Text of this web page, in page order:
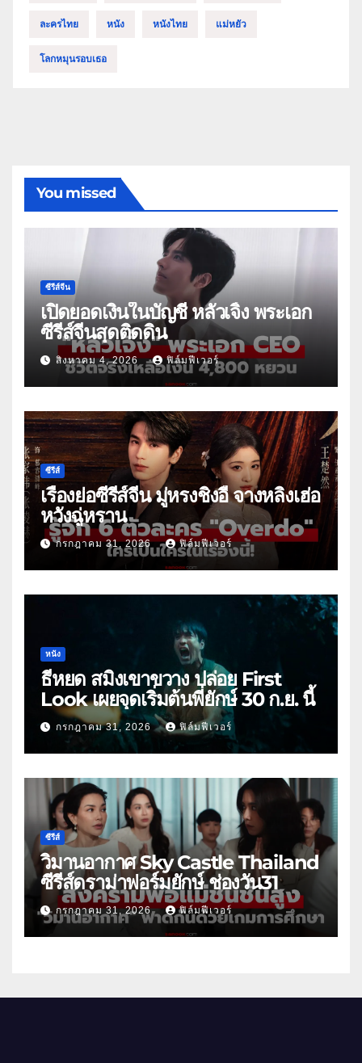
ละครไทย หนัง หนังไทย แม่หยัว
โลกหมุนรอบเธอ
You missed
ซีรีส์จีน
เปิดยอดเงินในบัญชี หลัวเจิ้ง พระเอก
ซีรีส์จีนสุดติดดิน
สิงหาคม 4, 2026 ฟิล์มฟีเวอร์
ซีรีส์
เรื่องย่อซีรีส์จีน มู่หรงชิงอี้ จางหลิงเฮ่อ
หวังฉู่หราน
กรกฎาคม 31, 2026 ฟิล์มฟีเวอร์
หนัง
ธี่หยด สมิงเขาขวาง ปล่อย First
Look เผยจุดเริ่มต้นพี่ยักษ์ 30 ก.ย. นี้
กรกฎาคม 31, 2026 ฟิล์มฟีเวอร์
ซีรีส์
วิมานอากาศ Sky Castle Thailand
ซีรีส์ดราม่าฟอร์มยักษ์ ช่องวัน31
กรกฎาคม 31, 2026 ฟิล์มฟีเวอร์